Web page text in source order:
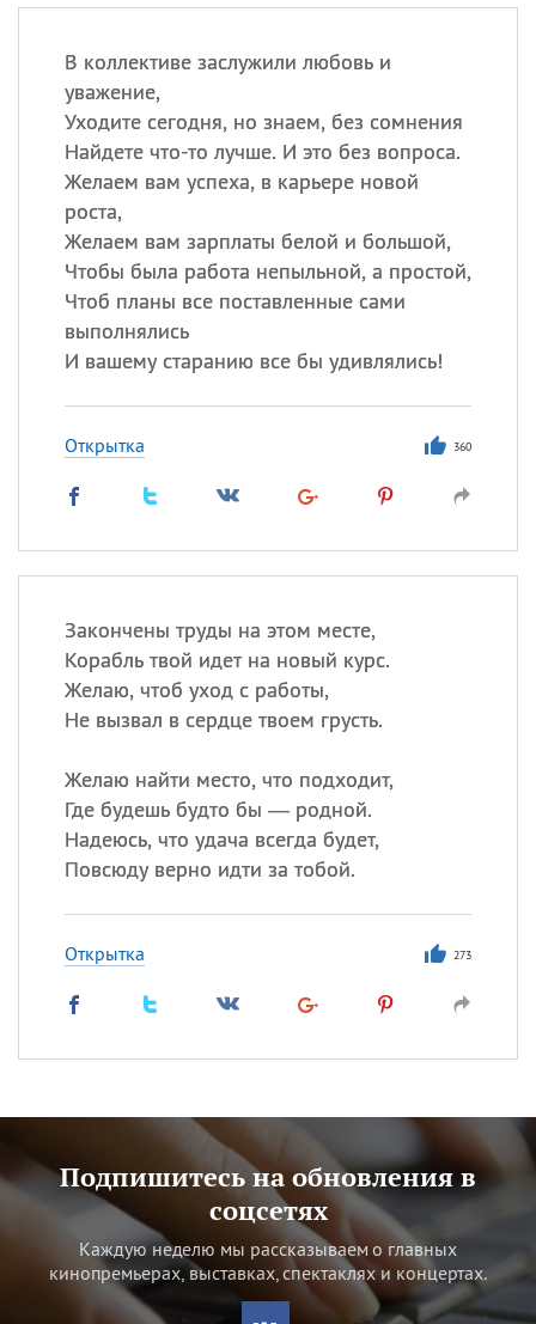
В коллективе заслужили любовь и
уважение,
Уходите сегодня, но знаем, без сомнения
Найдете что-то лучше. И это без вопроса.
Желаем вам успеха, в карьере новой
роста,
Желаем вам зарплаты белой и большой,
Чтобы была работа непыльной, а простой,
Чтоб планы все поставленные сами
выполнялись
И вашему старанию все бы удивлялись!
Открытка 360
Закончены труды на этом месте,
Корабль твой идет на новый курс.
Желаю, чтоб уход с работы,
Не вызвал в сердце твоем грусть.
Желаю найти место, что подходит,
Где будешь будто бы — родной.
Надеюсь, что удача всегда будет,
Повсюду верно идти за тобой.
Открытка 273
Подпишитесь на обновления в
соцсетях
Каждую неделю мы рассказываем о главных
кинопремьерах, выставках, спектаклях и концертах.